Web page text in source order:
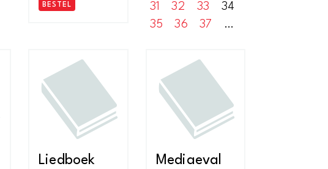
BESTEL
Liedboek
Mediaeval
31
32 33
34
35
36 37 …